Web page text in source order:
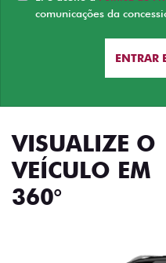
comunicações da
ENTRAR
VISUALIZE O
VEÍCULO EM
360°